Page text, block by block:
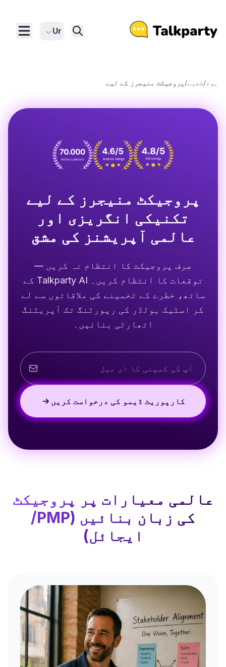
Ur
ہوم/شعبے/ پروجیکٹ منیجرز کے لیے
پروجیکٹ منیجرز کے لیے
تکنیکی انگریزی اور
عالمی آپریشنز کی مشق
صرف پروجیکٹ کا انتظام نہ کریں —
توقعات کا انتظام کریں۔ Talkparty AI کے
ساتھ، خطرے کے تخمینے کی ملاقاتوں سے لے
کر اسٹیک ہولڈر کی رپورٹنگ تک آپریٹنگ
اتھارٹی بنائیں۔
کارپوریٹ ڈیمو کی درخواست کریں
عالمی معیارات پر پروجیکٹ
کی زبان بنائیں (PMP/
ایجائل)